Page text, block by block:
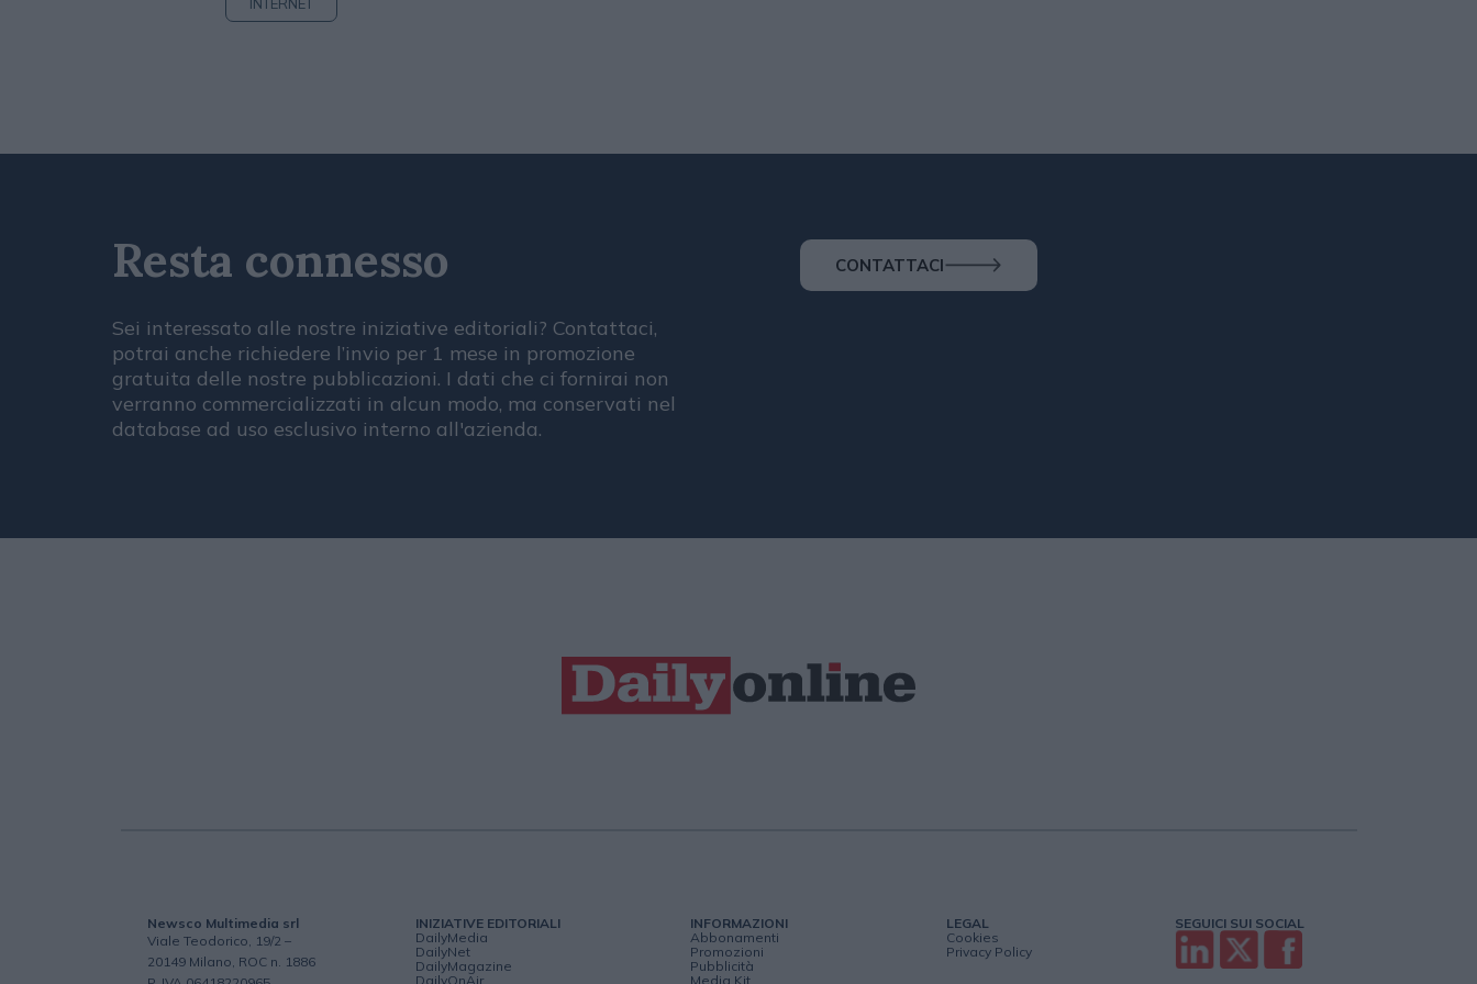
Resta connesso
Sei interessato alle nostre iniziative editoriali? Contattaci,
potrai anche richiedere l’invio per 1 mese in promozione
gratuita delle nostre pubblicazioni. I dati che ci fornirai non
verranno commercializzati in alcun modo, ma conservati nel
database ad uso esclusivo interno all'azienda.
CONTATTACI
Newsco Multimedia srl
Viale Teodorico, 19/2 –
20149 Milano, ROC n. 1886
INIZIATIVE EDITORIALI
DailyMedia
DailyNet
DailyMagazine
DailyOnAir
INFORMAZIONI
Abbonamenti
Promozioni
Pubblicità
Media Kit
LEGAL
Cookies
Privacy Policy
SEGUICI SUI SOCIAL